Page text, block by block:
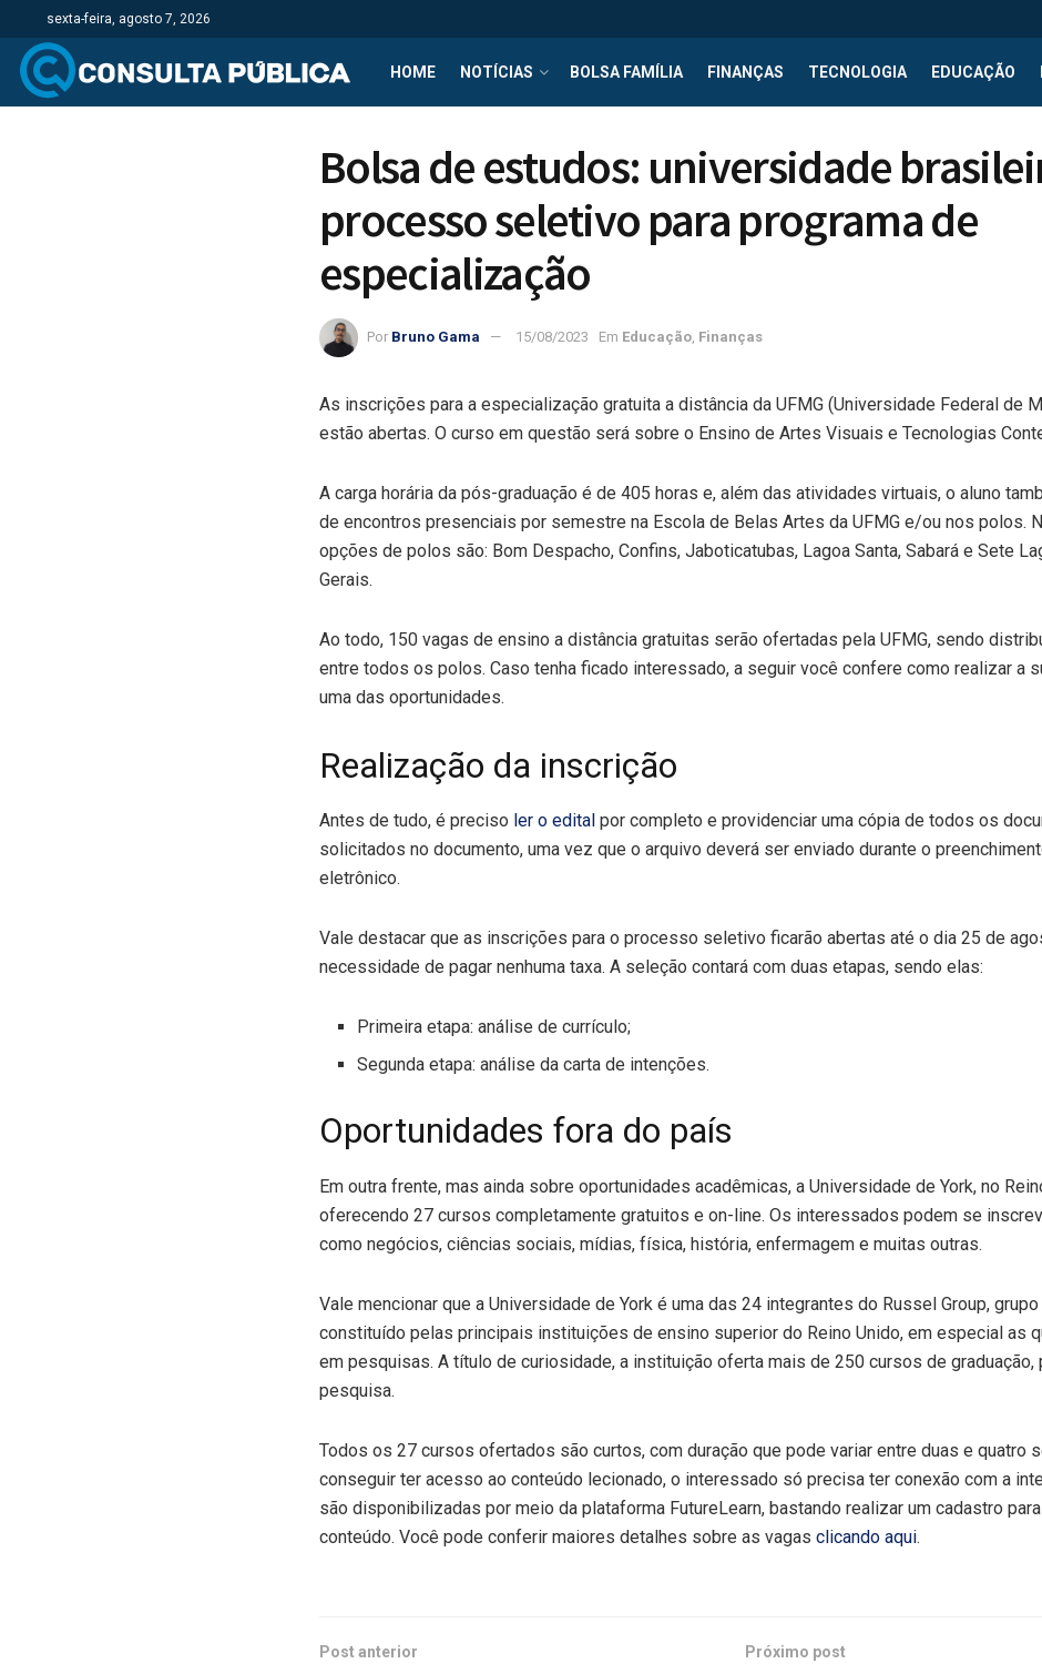
sexta-feira, agosto 7, 2026
HOME NOTÍCIAS BOLSA FAMÍLIA FINANÇAS TECNOLOGIA EDUCAÇÃO
Bolsa de estudos: universidade
processo seletivo para programa de
especialização
Por Bruno Gama 15/08/2023 Em Educação Finanças
As inscrições para a especialização gratuita a distância da UFMG (Universidade Federal de
estão abertas. O curso em questão será sobre o Ensino de Artes Visuais e Tecnologias
A carga horária da pós-graduação é de 405 horas e, além das atividades virtuais, o aluno
de encontros presenciais por semestre na Escola de Belas Artes da UFMG e/ou nos polos.
opções de polos são: Bom Despacho, Confins, Jaboticatubas, Lagoa Santa, Sabará e Sete
Gerais.
Ao todo, 150 vagas de ensino a distância gratuitas serão ofertadas pela UFMG, sendo
entre todos os polos. Caso tenha ficado interessado, a seguir você confere como realizar a
uma das oportunidades.
Realização da inscrição
Antes de tudo, é preciso ler o edital por completo e providenciar uma cópia de todos os
solicitados no documento, uma vez que o arquivo deverá ser enviado durante o
eletrônico.
Vale destacar que as inscrições para o processo seletivo ficarão abertas até o dia 25 de
necessidade de pagar nenhuma taxa. A seleção contará com duas etapas, sendo elas:
Primeira etapa: análise de currículo;
Segunda etapa: análise da carta de intenções.
Oportunidades fora do país
Em outra frente, mas ainda sobre oportunidades acadêmicas, a Universidade de York, no
oferecendo 27 cursos completamente gratuitos e on-line. Os interessados podem se
como negócios, ciências sociais, mídias, física, história, enfermagem e muitas outras.
Vale mencionar que a Universidade de York é uma das 24 integrantes do Russel Group,
constituído pelas principais instituições de ensino superior do Reino Unido, em especial as
em pesquisas. A título de curiosidade, a instituição oferta mais de 250 cursos de graduação,
pesquisa.
Todos os 27 cursos ofertados são curtos, com duração que pode variar entre duas e quatro
conseguir ter acesso ao conteúdo lecionado, o interessado só precisa ter conexão com a
são disponibilizadas por meio da plataforma FutureLearn, bastando realizar um cadastro
conteúdo. Você pode conferir maiores detalhes sobre as vagas clicando aqui.
Post anterior Próximo post